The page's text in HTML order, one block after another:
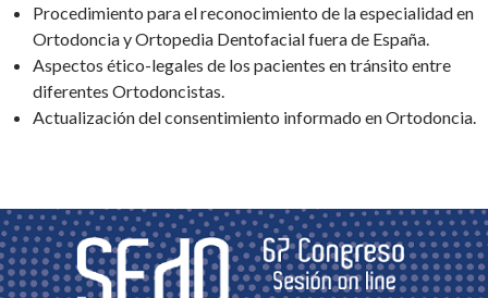
Procedimiento para el reconocimiento de la especialidad en
Ortodoncia y Ortopedia Dentofacial fuera de España.
Aspectos ético-legales de los pacientes en tránsito entre
diferentes Ortodoncistas.
Actualización del consentimiento informado en Ortodoncia.